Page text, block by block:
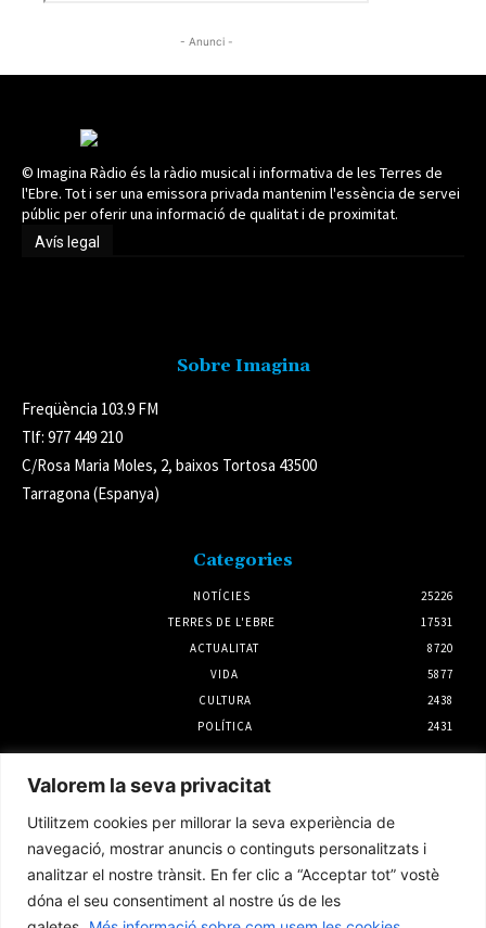
Valorem la seva privacitat
Utilitzem cookies per millorar la seva experiència de
navegació, mostrar anuncis o continguts personalitzats i
analitzar el nostre trànsit. En fer clic a “Acceptar tot” vostè
dóna el seu consentiment al nostre ús de les
- Anunci -
© Imagina Ràdio és la ràdio musical i informativa de les Terres de
l'Ebre. Tot i ser una emissora privada mantenim l'essència de servei
públic per oferir una informació de qualitat i de proximitat.
Avís legal
Sobre Imagina
Freqüència 103.9 FM
Tlf: 977 449 210
C/Rosa Maria Moles, 2, baixos Tortosa 43500
Tarragona (Espanya)
Categories
NOTÍCIES
25226
TERRES DE L'EBRE
17531
ACTUALITAT
8720
VIDA
5877
CULTURA
2438
POLÍTICA
2431
Notícies
Regular el vehicle privat té el suport dels
turistes del delta de l’Ebre si beneficia l’espai
natural
4 agost 2026